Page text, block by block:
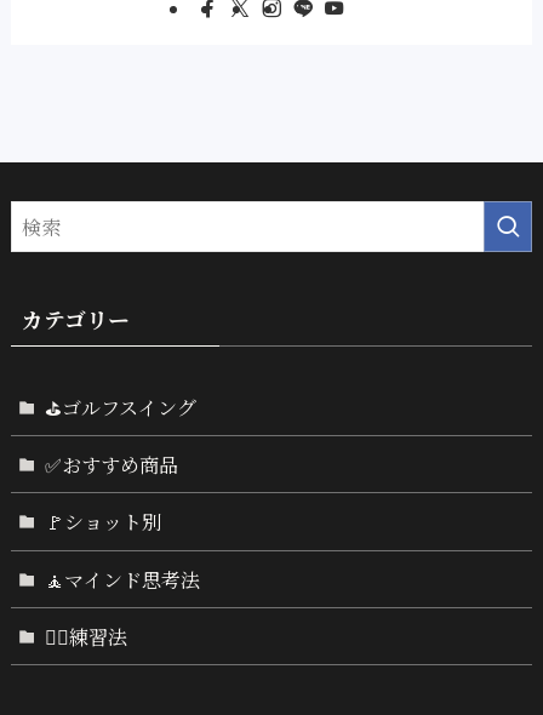
カテゴリー
⛳ゴルフスイング
✅おすすめ商品
🚩ショット別
🧘マインド思考法
🏌️‍♂️練習法